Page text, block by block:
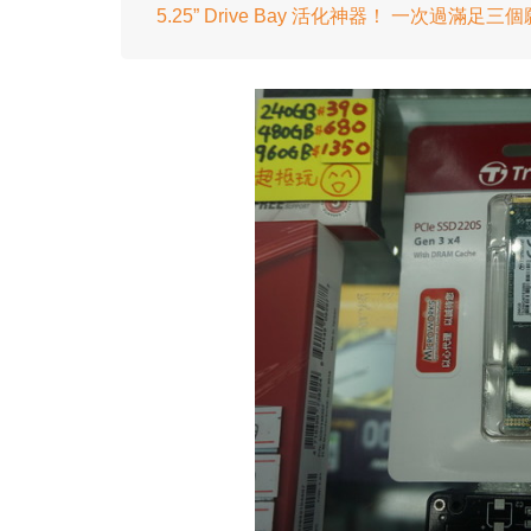
5.25” Drive Bay 活化神器！ 一次過滿足三個